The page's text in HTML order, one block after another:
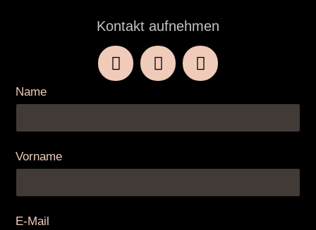
Kontakt aufnehmen
Name
Vorname
E-Mail